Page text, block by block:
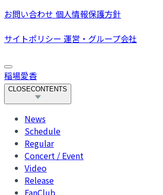
お問い合わせ 個人情報保護方針
サイトポリシー 運営・グループ会社
稲場愛香
CLOSECONTENTS
News
Schedule
Regular
Concert / Event
Video
Release
FanClub